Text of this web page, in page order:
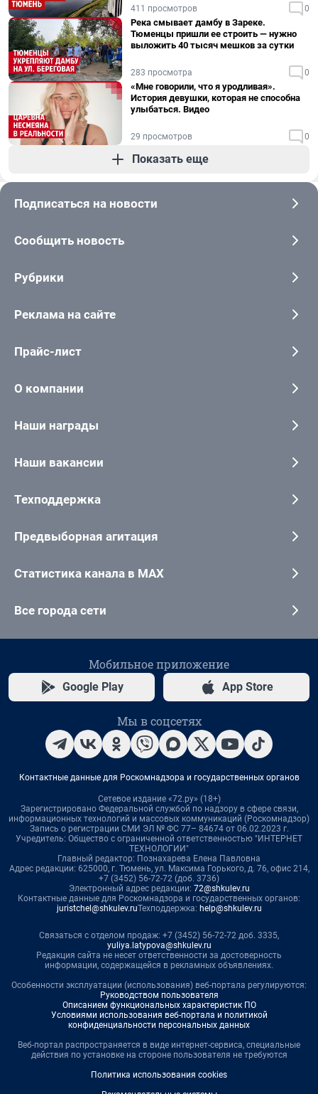
411 просмотров 0
Река смывает дамбу в Зареке.
Тюменцы пришли ее строить — нужно
выложить 40 тысяч мешков за сутки
283 просмотра 0
«Мне говорили, что я уродливая».
История девушки, которая не способна
улыбаться. Видео
29 просмотров 0
Показать еще
Подписаться на новости
Сообщить новость
Рубрики
Реклама на сайте
Прайс-лист
О компании
Наши награды
Наши вакансии
Техподдержка
Предвыборная агитация
Статистика канала в MAX
Все города сети
Мобильное приложение
Google Play App Store
Мы в соцсетях
Контактные данные для Роскомнадзора и государственных органов
Сетевое издание «72.ру» (18+)
Зарегистрировано Федеральной службой по надзору в сфере связи,
информационных технологий и массовых коммуникаций (Роскомнадзор)
Запись о регистрации СМИ ЭЛ № ФС 77– 84674 от 06.02.2023 г.
Учредитель: Общество с ограниченной ответственностью "ИНТЕРНЕТ
ТЕХНОЛОГИИ"
Главный редактор: Познахарева Елена Павловна
Адрес редакции: 625000, г. Тюмень, ул. Максима Горького, д. 76, офис 214,
+7 (3452) 56-72-72 (доб. 3736)
Электронный адрес редакции: 72@shkulev.ru
Контактные данные для Роскомнадзора и государственных органов:
juristchel@shkulev.ruТехподдержка: help@shkulev.ru
Связаться с отделом продаж: +7 (3452) 56-72-72 доб. 3335,
yuliya.latypova@shkulev.ru
Редакция сайта не несет ответственности за достоверность
информации, содержащейся в рекламных объявлениях.
Особенности эксплуатации (использования) веб-портала регулируются:
Руководством пользователя
Описанием функциональных характеристик ПО
Условиями использования веб-портала и политикой
конфиденциальности персональных данных
Веб-портал распространяется в виде интернет-сервиса, специальные
действия по установке на стороне пользователя не требуются
Политика использования cookies